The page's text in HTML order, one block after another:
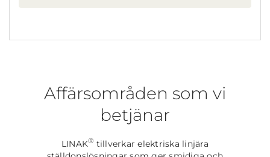
Affärsområden som vi
betjänar
LINAK® tillverkar elektriska linjära